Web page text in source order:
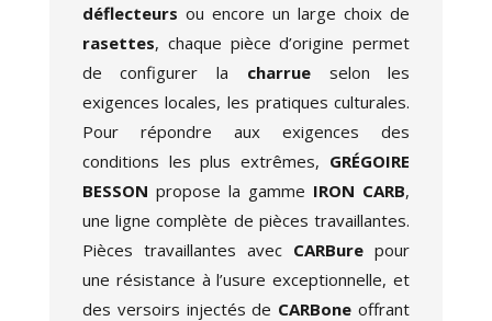
déflecteurs ou encore un large choix de
rasettes, chaque pièce d’origine permet
de configurer la charrueselon les
exigences locales, les pratiques culturales.
Pour répondre aux exigences des
conditions les plus extrêmes, GRÉGOIRE
BESSON propose la gamme IRON CARB,
une ligne complète de pièces travaillantes.
Pièces travaillantes avec CARBure pour
une résistance à l’usure exceptionnelle, et
des versoirs injectés de CARBone offrant